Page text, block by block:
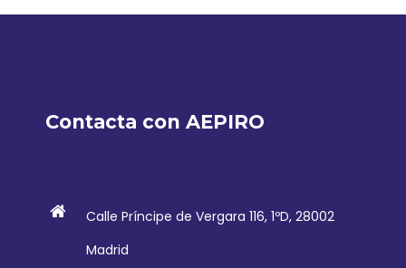
Contacta con AEPIRO
Calle Príncipe de Vergara 116, 1ºD, 28002
Madrid